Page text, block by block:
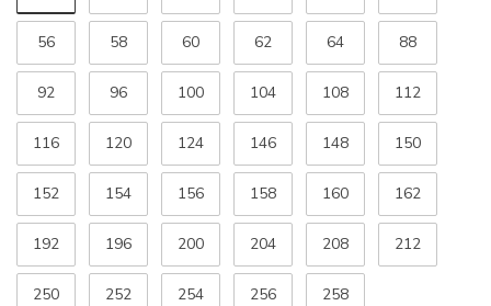
56 58 60 62 64 88
92 96 100 104 108 112
116 120 124 146 148 150
152 154 156 158 160 162
192 196 200 204 208 212
250 252 254 256 258